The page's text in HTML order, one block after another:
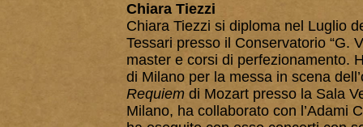
Chiara Tiezzi
Chiara Tiezzi si diploma nel Luglio
Tessari presso il Conservatorio “G.
master e corsi di perfezionamento.
di Milano per la messa in scena
Requiem di Mozart presso la Sala
Milano, ha collaborato con l’Adami